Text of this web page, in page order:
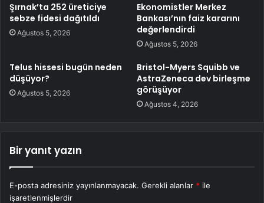
Şırnak’ta 252 üreticiye
sebze fidesi dağıtıldı
Ağustos 5, 2026
Ekonomistler Merkez
Bankası’nın faiz kararını
değerlendirdi
Ağustos 5, 2026
Telus hissesi bugün neden
düşüyor?
Ağustos 5, 2026
Bristol-Myers Squibb ve
AstraZeneca dev birleşme
görüşüyor
Ağustos 4, 2026
Bir yanıt yazın
E-posta adresiniz yayınlanmayacak. Gerekli alanlar * ile
işaretlenmişlerdir